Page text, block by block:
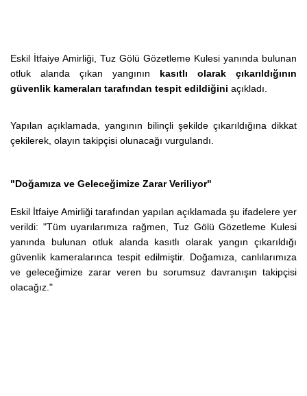
Eskil İtfaiye Amirliği, Tuz Gölü Gözetleme Kulesi yanında bulunan
otluk alanda çıkan yangının kasıtlı olarak çıkarıldığının
güvenlik kameraları tarafından tespit edildiğini açıkladı.
Yapılan açıklamada, yangının bilinçli şekilde çıkarıldığına dikkat
çekilerek, olayın takipçisi olunacağı vurgulandı.
"Doğamıza ve Geleceğimize Zarar Veriliyor"
Eskil İtfaiye Amirliği tarafından yapılan açıklamada şu ifadelere yer
verildi: "Tüm uyarılarımıza rağmen, Tuz Gölü Gözetleme Kulesi
yanında bulunan otluk alanda kasıtlı olarak yangın çıkarıldığı
güvenlik kameralarınca tespit edilmiştir. Doğamıza, canlılarımıza
ve geleceğimize zarar veren bu sorumsuz davranışın takipçisi
olacağız."